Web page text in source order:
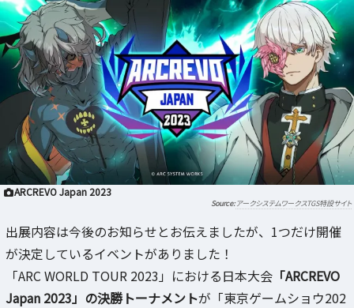
ARCREVO Japan 2023
アークシステムワークスTGS特設サイト
出展内容は今後のお知らせとお伝えましたが、1つだけ開催
が決定しているイベントがありました！
「ARC WORLD TOUR 2023」における日本大会 「ARCREVO
Japan 2023」の決勝トーナメントが「東京ゲームショウ202